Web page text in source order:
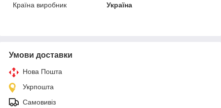
Країна виробник Україна
Умови доставки
Нова Пошта
Укрпошта
Самовивіз